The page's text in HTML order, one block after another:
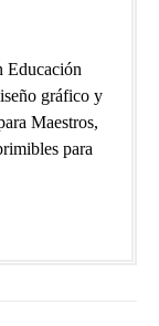
Educación
gráfico y
Maestros,
para